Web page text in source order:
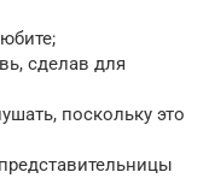
сделав для
поскольку это